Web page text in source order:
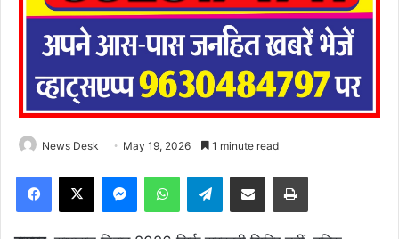
News Desk May 19, 2026 1 minute read
Facebook
X MessengerWhatsAppTelegramShare via Email Print